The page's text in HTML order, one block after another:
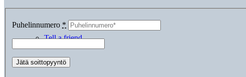
Tell a friend
Puhelinnumero *